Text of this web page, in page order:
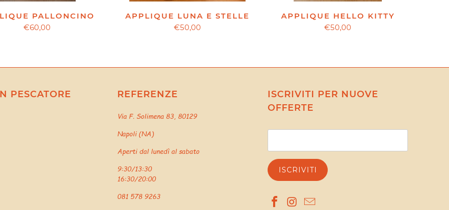
PALLONCINO
€60,00
APPLIQUE LUNA E STELLE
€50,00
APPLIQUE HELLO KITTY
€50,00
PESCATORE REFERENZE
Via F. Solimena 83, 80129
Napoli (NA)
Aperti dal lunedì al sabato
9:30/13:30
16:30/20:00
081 578 9263
ISCRIVITI PER NUOVE
OFFERTE